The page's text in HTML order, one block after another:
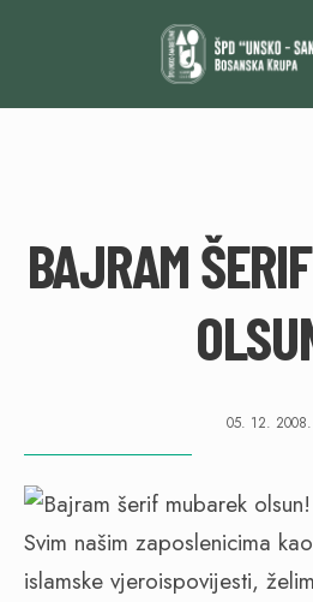
BAJRAM
05. 12. 2008.
Svim našim zaposlenicima
islamske vjeroispovijesti,